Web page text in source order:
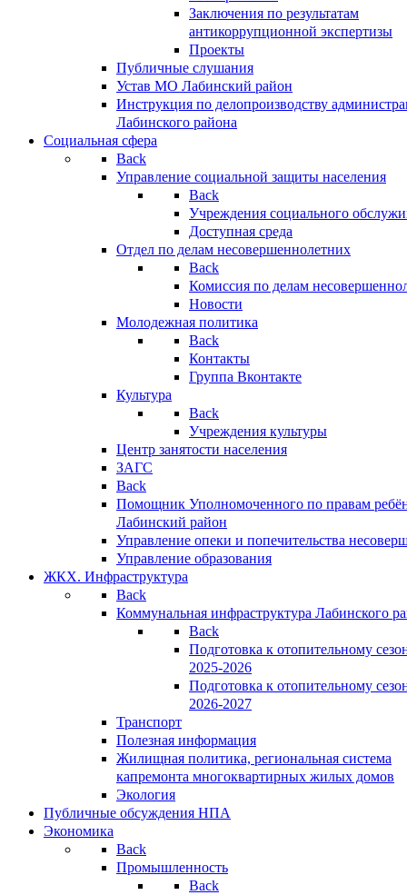
Заключения по результатам
антикоррупционной экспертизы
Проекты
Публичные слушания
Устав МО Лабинский район
Инструкция по делопроизводству
Лабинского района
Социальная сфера
Back
Управление социальной защиты населения
Back
Учреждения социального
Доступная среда
Отдел по делам несовершеннолетних
Back
Комиссия по делам
Новости
Молодежная политика
Back
Контакты
Группа Вконтакте
Культура
Back
Учреждения культуры
Центр занятости населения
ЗАГС
Back
Помощник Уполномоченного по правам
Лабинский район
Управление опеки и попечительства
Управление образования
ЖКХ. Инфраструктура
Back
Коммунальная инфраструктура Лабинского
Back
Подготовка к отопительному
2025-2026
Подготовка к отопительному
2026-2027
Транспорт
Полезная информация
Жилищная политика, региональная система
капремонта многоквартирных жилых домов
Экология
Публичные обсуждения НПА
Экономика
Back
Промышленность
Back